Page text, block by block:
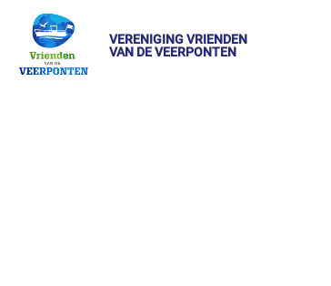
VERENIGING VRIENDEN
VAN DE VEERPONTEN